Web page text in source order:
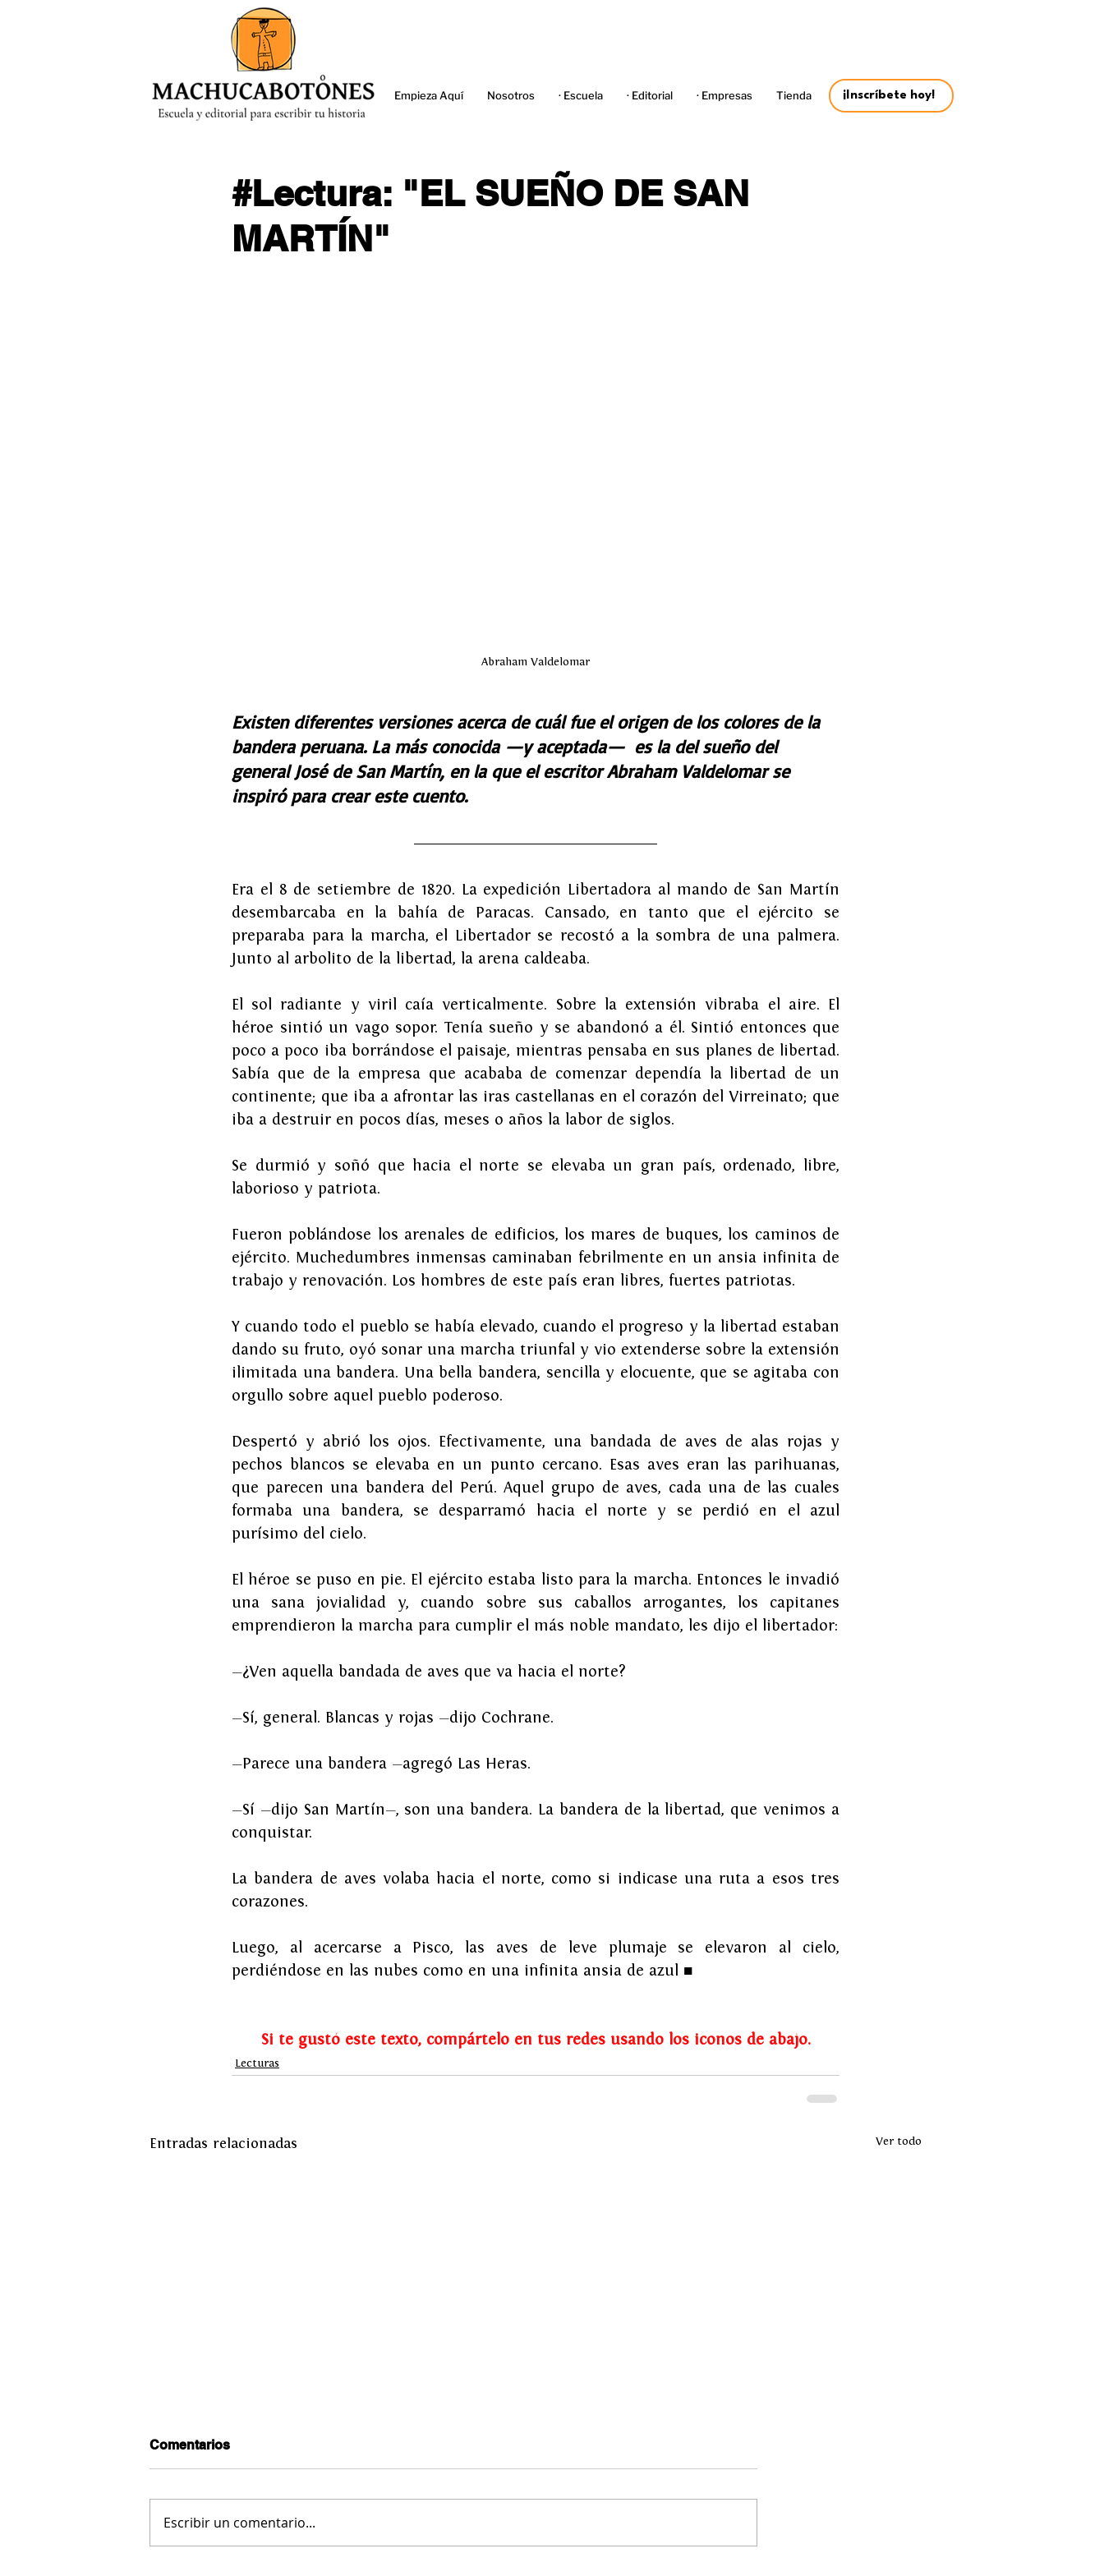
MENÚ
Empieza Aquí Nosotros · Escuela · Editorial · Empresas Tienda ¡Inscríbete hoy!
#Lectura: "EL SUEÑO DE SAN
MARTÍN"
Abraham Valdelomar
Existen diferentes versiones acerca de cuál fue el origen de los colores de la
bandera peruana. La más conocida —y aceptada—  es la del sueño del
general José de San Martín, en la que el escritor Abraham Valdelomar se
inspiró para crear este cuento.
Era el 8 de setiembre de 1820. La expedición Libertadora al mando de San Martín
desembarcaba en la bahía de Paracas. Cansado, en tanto que el ejército se
preparaba para la marcha, el Libertador se recostó a la sombra de una palmera.
Junto al arbolito de la libertad, la arena caldeaba.
El sol radiante y viril caía verticalmente. Sobre la extensión vibraba el aire. El
héroe sintió un vago sopor. Tenía sueño y se abandonó a él. Sintió entonces que
poco a poco iba borrándose el paisaje, mientras pensaba en sus planes de libertad.
Sabía que de la empresa que acababa de comenzar dependía la libertad de un
continente; que iba a afrontar las iras castellanas en el corazón del Virreinato; que
iba a destruir en pocos días, meses o años la labor de siglos.
Se durmió y soñó que hacia el norte se elevaba un gran país, ordenado, libre,
laborioso y patriota.
Fueron poblándose los arenales de edificios, los mares de buques, los caminos de
ejército. Muchedumbres inmensas caminaban febrilmente en un ansia infinita de
trabajo y renovación. Los hombres de este país eran libres, fuertes patriotas.
Y cuando todo el pueblo se había elevado, cuando el progreso y la libertad estaban
dando su fruto, oyó sonar una marcha triunfal y vio extenderse sobre la extensión
ilimitada una bandera. Una bella bandera, sencilla y elocuente, que se agitaba con
orgullo sobre aquel pueblo poderoso.
Despertó y abrió los ojos. Efectivamente, una bandada de aves de alas rojas y
pechos blancos se elevaba en un punto cercano. Esas aves eran las parihuanas,
que parecen una bandera del Perú. Aquel grupo de aves, cada una de las cuales
formaba una bandera, se desparramó hacia el norte y se perdió en el azul
purísimo del cielo.
El héroe se puso en pie. El ejército estaba listo para la marcha. Entonces le invadió
una sana jovialidad y, cuando sobre sus caballos arrogantes, los capitanes
emprendieron la marcha para cumplir el más noble mandato, les dijo el libertador:
—¿Ven aquella bandada de aves que va hacia el norte?
—Sí, general. Blancas y rojas —dijo Cochrane.
—Parece una bandera —agregó Las Heras.
—Sí —dijo San Martín—, son una bandera. La bandera de la libertad, que venimos a
conquistar.
La bandera de aves volaba hacia el norte, como si indicase una ruta a esos tres
corazones.
Luego, al acercarse a Pisco, las aves de leve plumaje se elevaron al cielo,
perdiéndose en las nubes como en una infinita ansia de azul ■
Si te gustó este texto, compártelo en tus redes usando los iconos de abajo.
Lecturas
Entradas relacionadas Ver todo
Comentarios
Escribir un comentario...